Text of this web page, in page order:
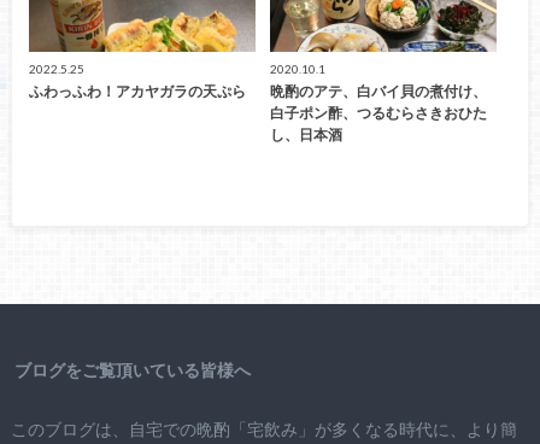
2022.5.25
ふわっふわ！アカヤガラの天ぷら
2020.10.1
晩酌のアテ、白バイ貝の煮付け、
白子ポン酢、つるむらさきおひた
し、日本酒
ブログをご覧頂いている皆様へ
このブログは、自宅での晩酌「宅飲み」が多くなる時代に、より簡